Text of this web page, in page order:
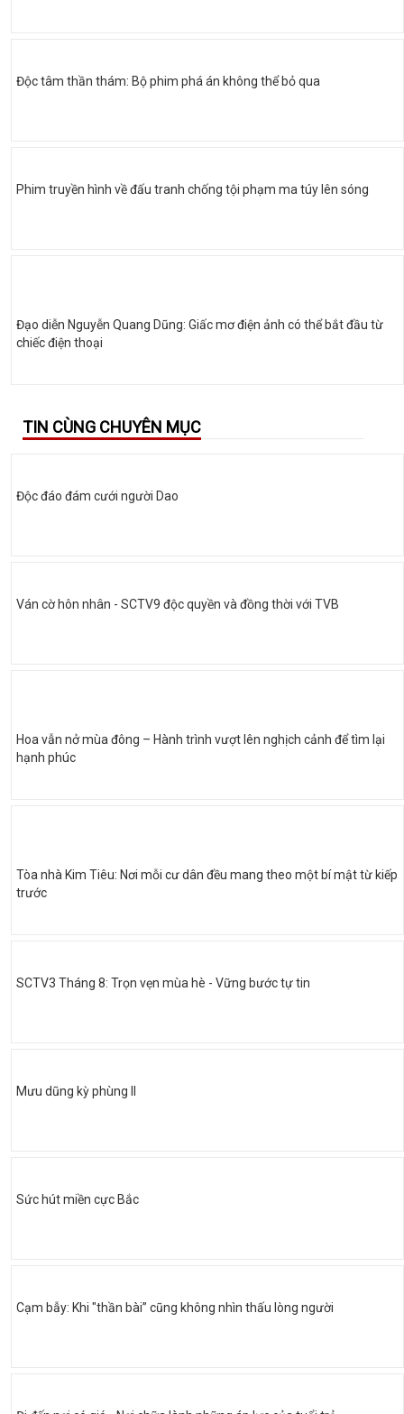
Độc tâm thần thám: Bộ phim phá án không thể bỏ qua
Phim truyền hình về đấu tranh chống tội phạm ma túy lên sóng
Đạo diễn Nguyễn Quang Dũng: Giấc mơ điện ảnh có thể bắt đầu từ
chiếc điện thoại
TIN CÙNG CHUYÊN MỤC
Độc đáo đám cưới người Dao
Ván cờ hôn nhân - SCTV9 độc quyền và đồng thời với TVB
Hoa vẫn nở mùa đông – Hành trình vượt lên nghịch cảnh để tìm lại
hạnh phúc
Tòa nhà Kim Tiêu: Nơi mỗi cư dân đều mang theo một bí mật từ kiếp
trước
SCTV3 Tháng 8: Trọn vẹn mùa hè - Vững bước tự tin
Mưu dũng kỳ phùng II
Sức hút miền cực Bắc
Cạm bẫy: Khi "thần bài” cũng không nhìn thấu lòng người